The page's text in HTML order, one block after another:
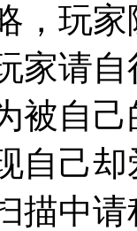
，玩
家请
被自
自己
描中